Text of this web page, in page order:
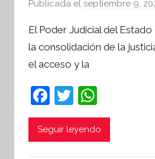
Publicada el septiembre 9,
El Poder Judicial del
la consolidación de la
el acceso y la
F
a
c
T
w
itt
h
at
Seguir leyendo